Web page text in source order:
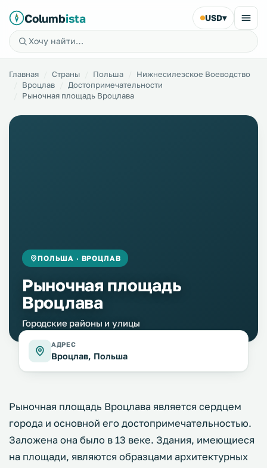
Columbista USD▾
Главная Страны Польша
Нижнесилезское Воеводство
Вроцлав
Достопримечательности
Рыночная площадь Вроцлава
ПОЛЬША · ВРОЦЛАВ
Рыночная площадь
Вроцлава
Городские районы и улицы
АДРЕС
Вроцлав, Польша
Рыночная площадь Вроцлава является сердцем
города и основной его достопримечательностью.
Заложена она было в 13 веке. Здания, имеющиеся
на площади, являются образцами архитектурных